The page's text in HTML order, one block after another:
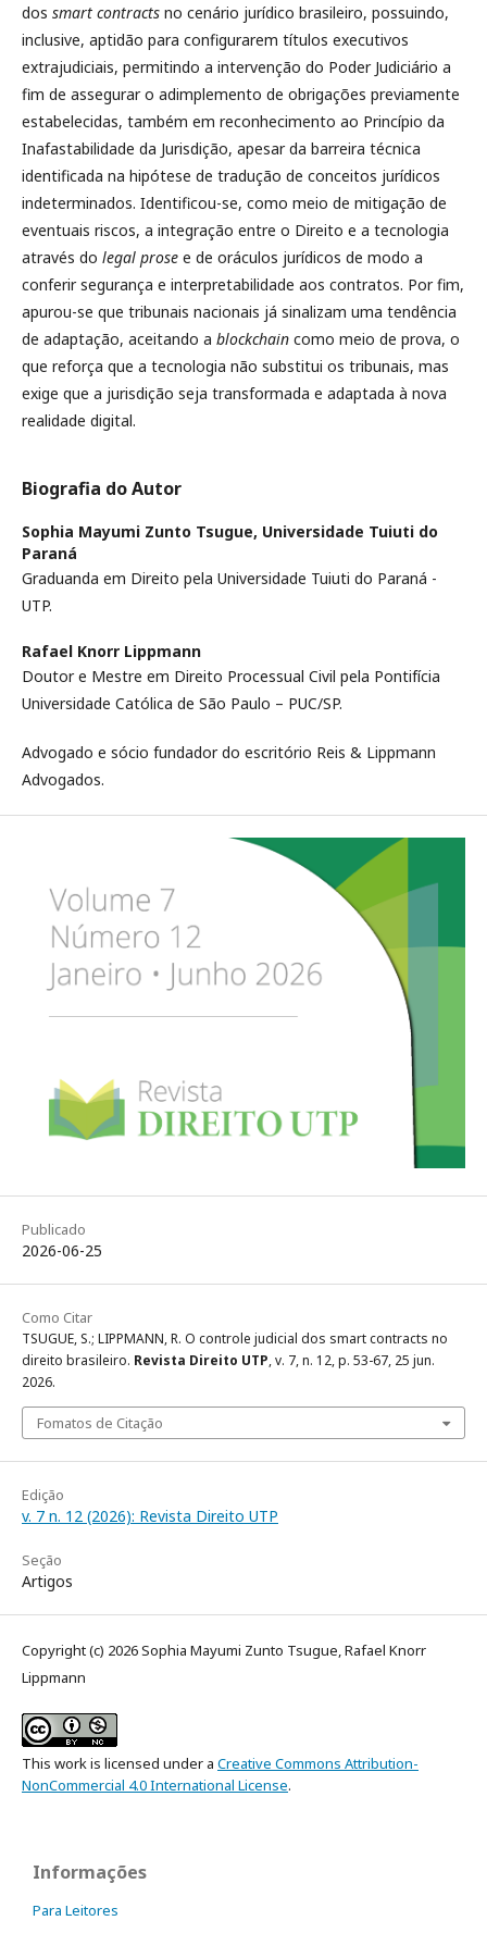
dos smart contracts no cenário jurídico brasileiro, possuindo,
inclusive, aptidão para configurarem títulos executivos
extrajudiciais, permitindo a intervenção do Poder Judiciário a
fim de assegurar o adimplemento de obrigações previamente
estabelecidas, também em reconhecimento ao Princípio da
Inafastabilidade da Jurisdição, apesar da barreira técnica
identificada na hipótese de tradução de conceitos jurídicos
indeterminados. Identificou-se, como meio de mitigação de
eventuais riscos, a integração entre o Direito e a tecnologia
através do legal prose e de oráculos jurídicos de modo a
conferir segurança e interpretabilidade aos contratos. Por fim,
apurou-se que tribunais nacionais já sinalizam uma tendência
de adaptação, aceitando a blockchain como meio de prova, o
que reforça que a tecnologia não substitui os tribunais, mas
exige que a jurisdição seja transformada e adaptada à nova
realidade digital.
Biografia do Autor
Sophia Mayumi Zunto Tsugue, Universidade Tuiuti do
Paraná
Graduanda em Direito pela Universidade Tuiuti do Paraná -
UTP.
Rafael Knorr Lippmann
Doutor e Mestre em Direito Processual Civil pela Pontifícia
Universidade Católica de São Paulo – PUC/SP.
Advogado e sócio fundador do escritório Reis & Lippmann
Advogados.
Publicado
2026-06-25
Como Citar
TSUGUE, S.; LIPPMANN, R. O controle judicial dos smart contracts no
direito brasileiro. Revista Direito UTP, v. 7, n. 12, p. 53-67, 25 jun.
2026.
Fomatos de Citação
Edição
v. 7 n. 12 (2026): Revista Direito UTP
Seção
Artigos
Copyright (c) 2026 Sophia Mayumi Zunto Tsugue, Rafael Knorr
Lippmann
This work is licensed under a Creative Commons Attribution-
NonCommercial 4.0 International License.
Informações
Para Leitores